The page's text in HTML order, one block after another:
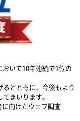
いて10年連続で1位の
とともに、 今後もより
まいります。
向けたウェブ調査